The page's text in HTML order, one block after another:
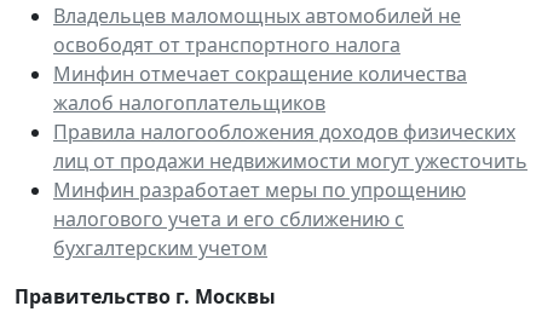
Владельцев маломощных автомобилей не
освободят от транспортного налога
Минфин отмечает сокращение количества
жалоб налогоплательщиков
Правила налогообложения доходов физических
лиц от продажи недвижимости могут ужесточить
Минфин разработает меры по упрощению
налогового учета и его сближению с
бухгалтерским учетом
Правительство г. Москвы